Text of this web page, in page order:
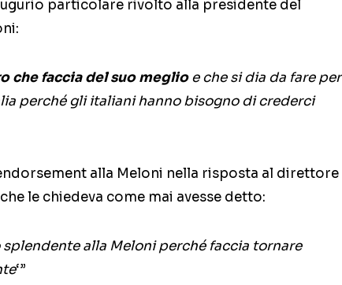
particolare rivolto alla presidente del
che faccia del suo meglioe che si dia da fare per
perché gli italiani hanno bisogno di crederci
alla Meloni nella risposta al direttore
le chiedeva come mai avesse detto:
alla Meloni perché faccia tornare
‘”